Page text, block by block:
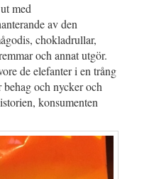
med
av den
chokladrullar,
och annat utgör.
de elefanter i en trång
och nycker och
konsumenten